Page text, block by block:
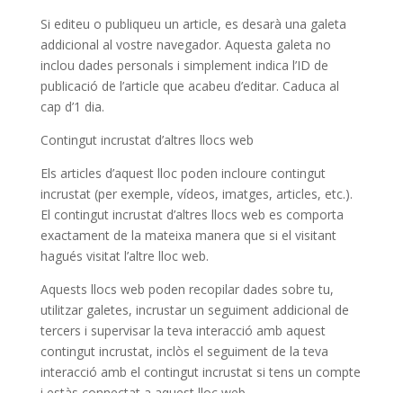
Si editeu o publiqueu un article, es desarà una galeta
addicional al vostre navegador. Aquesta galeta no
inclou dades personals i simplement indica l’ID de
publicació de l’article que acabeu d’editar. Caduca al
cap d’1 dia.
Contingut incrustat d’altres llocs web
Els articles d’aquest lloc poden incloure contingut
incrustat (per exemple, vídeos, imatges, articles, etc.).
El contingut incrustat d’altres llocs web es comporta
exactament de la mateixa manera que si el visitant
hagués visitat l’altre lloc web.
Aquests llocs web poden recopilar dades sobre tu,
utilitzar galetes, incrustar un seguiment addicional de
tercers i supervisar la teva interacció amb aquest
contingut incrustat, inclòs el seguiment de la teva
interacció amb el contingut incrustat si tens un compte